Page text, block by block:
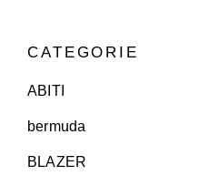
CATEGORIE
ABITI
bermuda
BLAZER